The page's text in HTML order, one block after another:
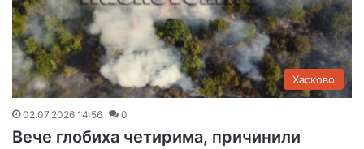
Хасково
02.07.2026 14:56 0
Вече глобиха четирима, причинили